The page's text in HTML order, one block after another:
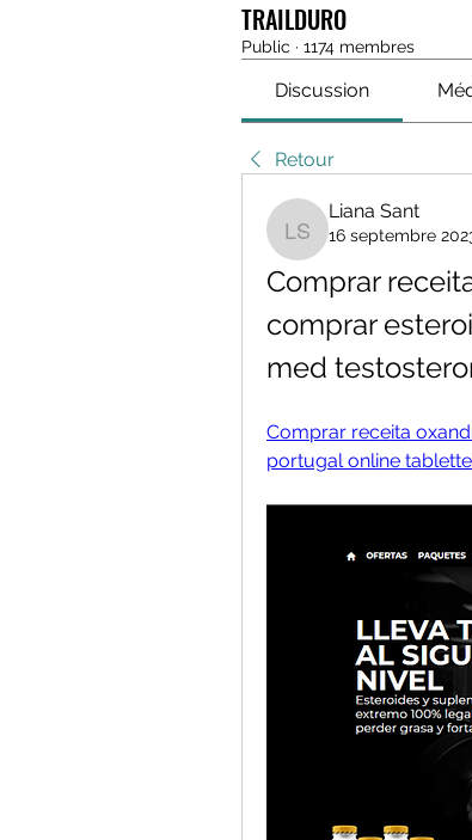
TRAILDURO
Public · 1174 membres
Discussion
Retour
Liana Sant
Liana Sant
16 septembre
Comprar
comprar
med
Comprar receita
portugal online